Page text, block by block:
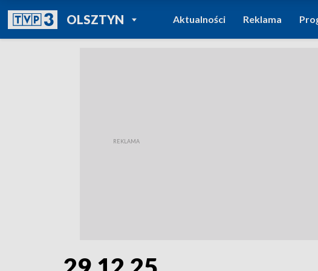
OLSZTYNPOWRÓT DO
TVP REGIONY
Aktualności Reklama